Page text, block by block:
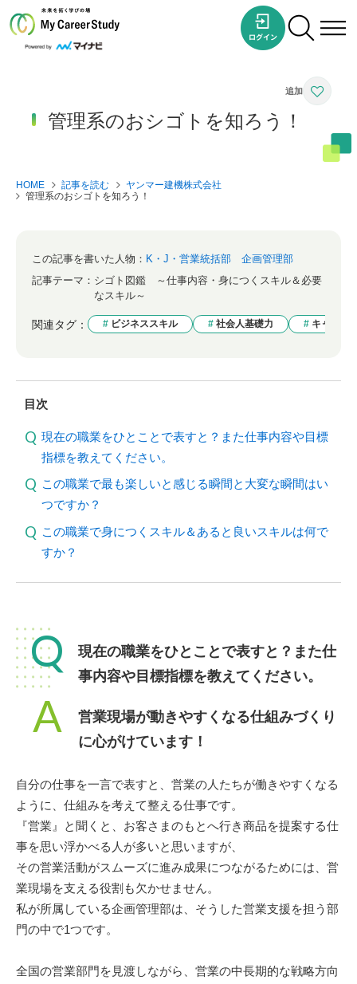
管理系のおシゴトを知ろう！
HOME 記事を読む
ヤンマー建機株式会社
管理系のおシゴトを知ろう！
この記事を書いた人物： K・J・営業統括部 企画管理部
記事テーマ： シゴト図鑑 ～仕事内容・身につくスキル＆必要
なスキル～
関連タグ： ビジネススキル 社会人基礎力 キャリア
目次
現在の職業をひとことで表すと？また仕事内容や目標
指標を教えてください。
この職業で最も楽しいと感じる瞬間と大変な瞬間はい
つですか？
この職業で身につくスキル＆あると良いスキルは何で
すか？
Q
現在の職業をひとことで表すと？また仕
事内容や目標指標を教えてください。
A
営業現場が動きやすくなる仕組みづくり
に心がけています！
自分の仕事を一言で表すと、営業の人たちが働きやすくなる
ように、仕組みを考えて整える仕事です。
『営業』と聞くと、お客さまのもとへ行き商品を提案する仕
事を思い浮かべる人が多いと思いますが、
その営業活動がスムーズに進み成果につながるためには、営
業現場を支える役割も欠かせません。
私が所属している企画管理部は、そうした営業支援を担う部
門の中で1つです。
全国の営業部門を見渡しながら、営業の中長期的な戦略方向